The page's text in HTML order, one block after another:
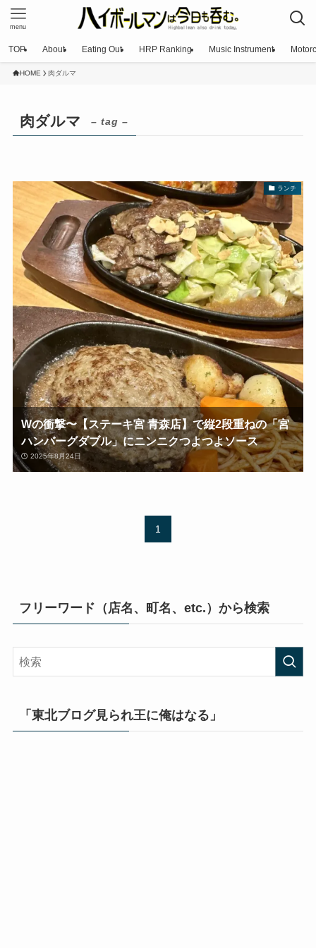
menu
TOP About Eating Out HRP Ranking Music Instrument
HOME 肉ダルマ
肉ダルマ – tag –
ランチ
Wの衝撃〜【ステーキ宮 青森店】で縦2段重ねの「宮
ハンバーグダブル」にニンニクつよつよソース
2025年8月24日
1
フリーワード（店名、町名、etc.）から検索
「東北ブログ見られ王に俺はなる」